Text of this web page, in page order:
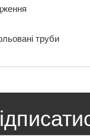
труби